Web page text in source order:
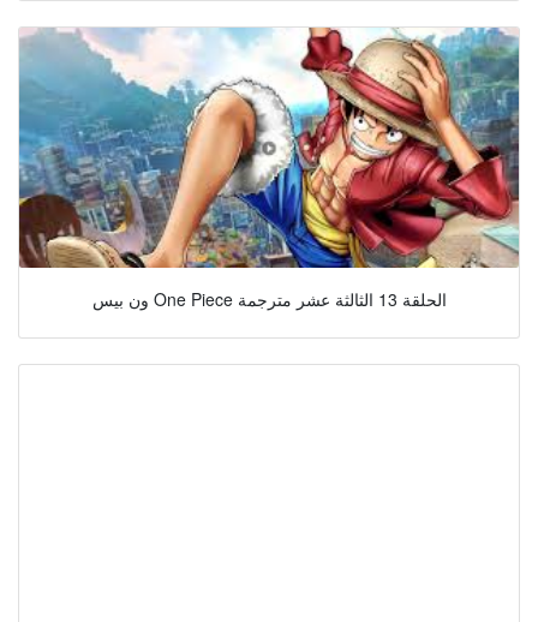
ون بيس One Piece الحلقة 13 الثالثة عشر مترجمة